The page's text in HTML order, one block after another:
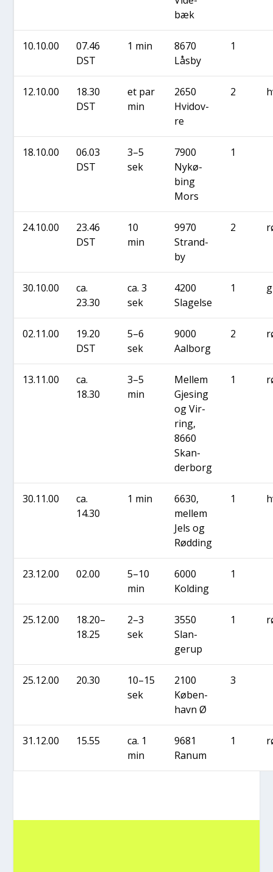
bæk
10.10.00
07.46
DST
1 min
8670
Lås­by
1
12.10.00
18.30
DST
et par
min
2650
Hvi­d­ov­
re
2
18.10.00
06.03
DST
3–5
sek
7900
Nykø­
bing
Mors
1
24.10.00
23.46
DST
10
min
9970
Strand­
by
2
30.10.00
ca.
23.30
ca. 3
sek
4200
Sla­gel­se
1
02.11.00
19.20
DST
5–6
sek
9000
Aal­borg
2
13.11.00
ca.
18.30
3–5
min
Mel­lem
Gjesing
og Vir­
ring,
8660
Skan­
der­borg
1
30.11.00
ca.
14.30
1 min
6630,
mel­lem
Jels og
Rød­ding
1
23.12.00 02.00
5–10
min
6000
Kol­ding
1
25.12.00
18.20–
18.25
2–3
sek
3550
Slan­
gerup
1
25.12.00 20.30
10–15
sek
2100
Køben­
havn Ø
3
31.12.00 15.55
ca. 1
min
9681
Ranum
1